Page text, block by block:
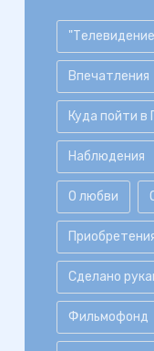
Впечатления
Куда пойти в
Наблюдения
О любви
Сделано
Фильмофонд